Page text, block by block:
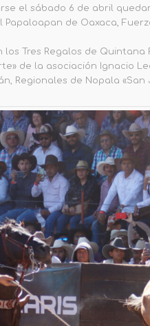
el sábado 6 de abril
de Oaxaca,
Tres Regalos de Quintana
de la asociación Ignacio
Regionales de Nopala